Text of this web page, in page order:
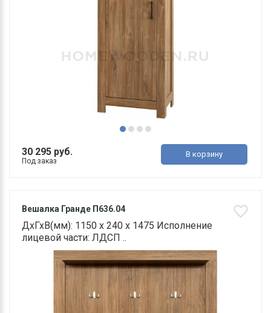
30 295 руб.
Под заказ
В корзину
Вешалка Гранде П636.04
ДхГхВ(мм): 1150 х 240 х 1475 Исполнение
лицевой части: ЛДСП ..